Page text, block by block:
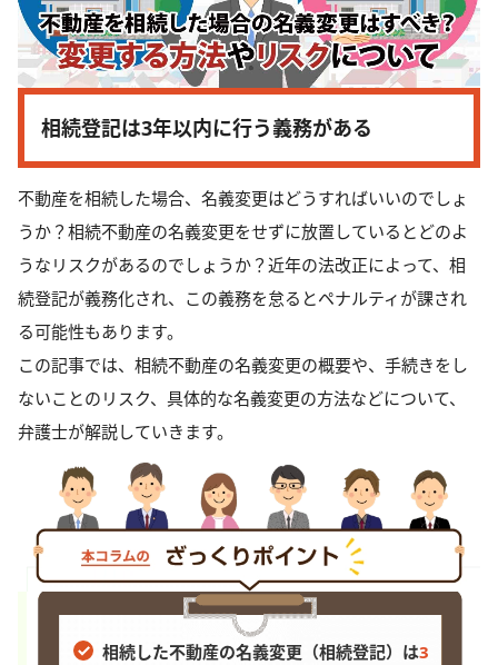
相続登記は3年以内に行う義務がある
不動産を相続した場合、名義変更はどうすればいいのでしょ
うか？相続不動産の名義変更をせずに放置しているとどのよ
うなリスクがあるのでしょうか？近年の法改正によって、相
続登記が義務化され、この義務を怠るとペナルティが課され
る可能性もあります。
この記事では、相続不動産の名義変更の概要や、手続きをし
ないことのリスク、具体的な名義変更の方法などについて、
弁護士が解説していきます。
相続した不動産の名義変更（相続登記）は3